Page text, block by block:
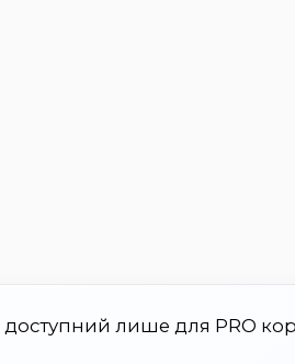
доступний лише для PRO